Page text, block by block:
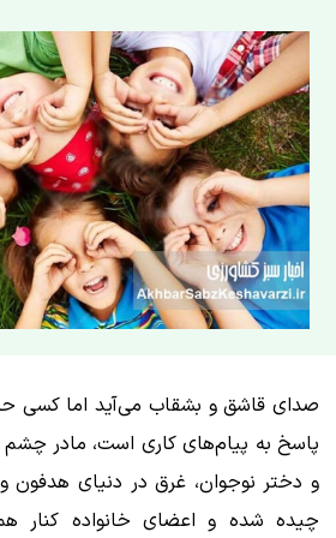
صدای قاشق و بشقاب می‌آید اما کسی
پاسخ به پیام‌های کاری است، مادر چشم
و دختر نوجوان، غرق در دنیای
چیده شده و اعضای خانواده کنار